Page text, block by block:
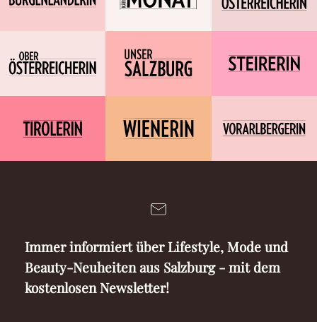
Immer informiert über Lifestyle, Mode und
Beauty-Neuheiten aus Salzburg - mit dem
kostenlosen Newsletter!